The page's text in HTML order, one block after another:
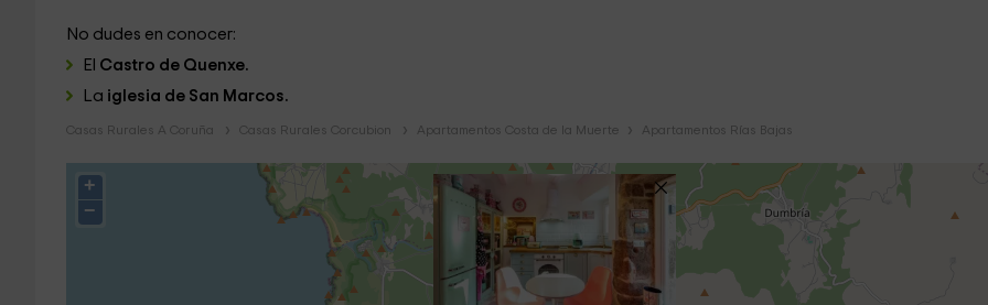
No dudes en conocer:
El Castro de Quenxe.
La iglesia de San Marcos.
Casas Rurales A Coruña Casas Rurales Corcubion Apartamentos Costa de la Muerte Apartamentos Rías Bajas
+
−